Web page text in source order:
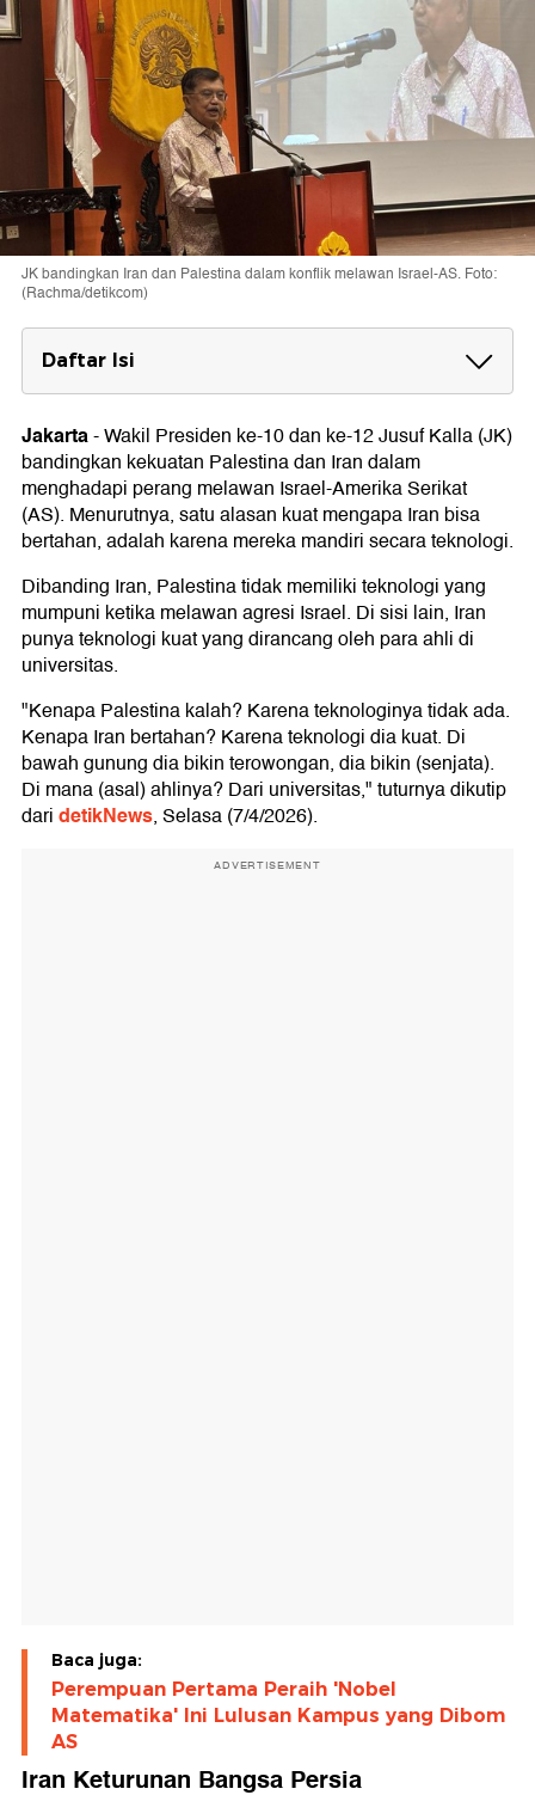
JK bandingkan Iran dan Palestina dalam konflik melawan Israel-AS. Foto:
(Rachma/detikcom)
Daftar Isi
Iran Keturunan Bangsa Persia
AS Mulai Perang untuk Beli Senjata
Jakarta-Wakil Presiden ke-10 dan ke-12 Jusuf Kalla (JK)
bandingkan kekuatan Palestina dan Iran dalam
menghadapi perang melawan Israel-Amerika Serikat
(AS). Menurutnya, satu alasan kuat mengapa Iran bisa
bertahan, adalah karena mereka mandiri secara teknologi.
Dibanding Iran, Palestina tidak memiliki teknologi yang
mumpuni ketika melawan agresi Israel. Di sisi lain, Iran
punya teknologi kuat yang dirancang oleh para ahli di
universitas.
"Kenapa Palestina kalah? Karena teknologinya tidak ada.
Kenapa Iran bertahan? Karena teknologi dia kuat. Di
bawah gunung dia bikin terowongan, dia bikin (senjata).
Di mana (asal) ahlinya? Dari universitas," tuturnya dikutip
daridetikNews, Selasa (7/4/2026).
ADVERTISEMENT
Baca juga:
Perempuan Pertama Peraih 'Nobel
Matematika' Ini Lulusan Kampus yang Dibom
AS
Iran Keturunan Bangsa Persia